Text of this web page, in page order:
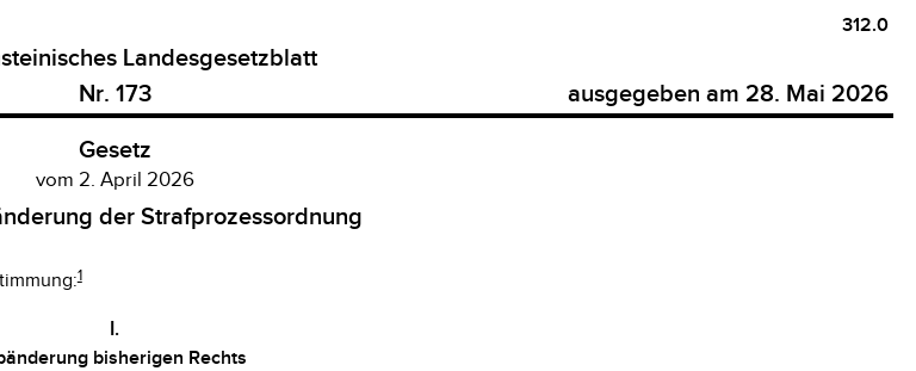
312.0
Landesgesetzblatt
Nr. 173
ausgegeben am 28. Mai 2026
Gesetz
vom 2. April 2026
der Strafprozessordnung
1
I.
bisherigen Rechts